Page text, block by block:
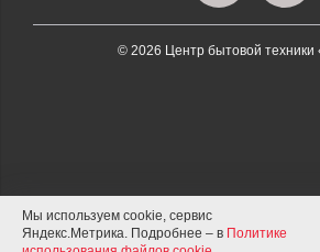
© 2026 Центр бытовой техники
Мы используем cookie, сервис
Яндекс.Метрика. Подробнее – в Политике